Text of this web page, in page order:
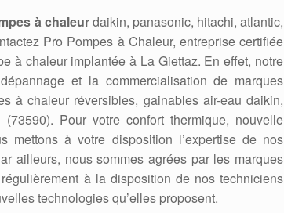
à chaleurdaikin, panasonic, hitachi, atlantic,
Pro Pompes à Chaleur, entreprise certifiée
à chaleur implantée à La Giettaz. En effet, notre
et la commercialisation de marques
à chaleur réversibles, gainables air-eau daikin,
Pour votre confort thermique, nouvelle
mettons à votre disposition l’expertise de nos
ailleurs, nous sommes agrées par les marques
à la disposition de nos techniciens
technologies qu’elles proposent.